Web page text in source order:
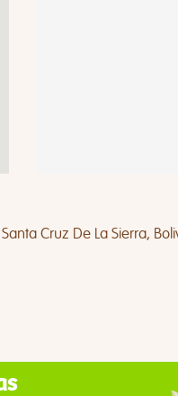
Cruz De La Sierra,